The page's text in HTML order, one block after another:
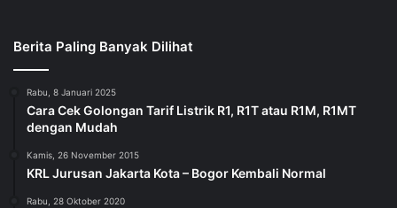
Berita Paling Banyak Dilihat
Rabu, 8 Januari 2025
Cara Cek Golongan Tarif Listrik R1, R1T atau R1M, R1MT
dengan Mudah
Kamis, 26 November 2015
KRL Jurusan Jakarta Kota – Bogor Kembali Normal
Rabu, 28 Oktober 2020